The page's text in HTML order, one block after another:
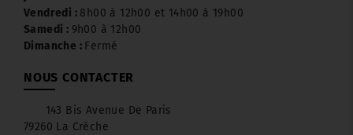
Vendredi : 8h00 à 12h00 et 14h00 à 19h00
Samedi : 9h00 à 12h00
Dimanche : Fermé
NOUS CONTACTER
143 Bis Avenue De Paris
79260 La Crèche